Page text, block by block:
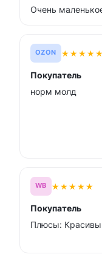
Очень
OZON ★★★★★
Покупатель
норм молд
WB ★★★★★
Покупатель
Плюсы: